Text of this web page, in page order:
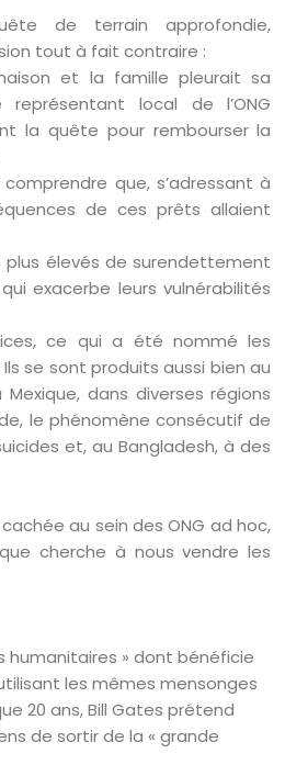
de terrain approfondie,
tout à fait contraire :
et la famille pleurait sa
local de l’ONG
la quête pour rembourser la
que, s’adressant à
de ces prêts allaient
plus élevés de surendettement
exacerbe leurs vulnérabilités
ce qui a été nommé les
se sont produits aussi bien au
dans diverses régions
le phénomène consécutif de
et, au Bangladesh, à des
au sein des ONG ad hoc,
cherche à nous vendre les
humanitaires » dont bénéficie
les mêmes mensonges
20 ans, Bill Gates prétend
de sortir de la « grande